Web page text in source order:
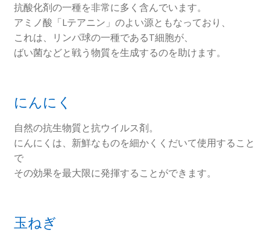
抗酸化剤の一種を非常に多く含んでいます。
アミノ酸「Lテアニン」のよい源ともなっており、
これは、リンパ球の一種であるT細胞が、
ばい菌などと戦う物質を生成するのを助けます。
にんにく
自然の抗生物質と抗ウイルス剤。
にんにくは、新鮮なものを細かくくだいて使用すること
で
その効果を最大限に発揮することができます。
玉ねぎ